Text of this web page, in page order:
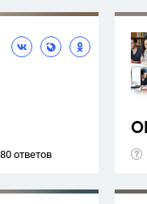
ответов